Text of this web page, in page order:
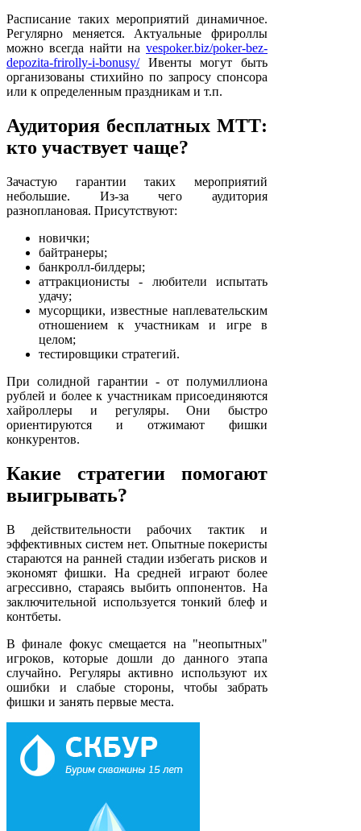
Расписание таких мероприятий динамичное.
Регулярно меняется. Актуальные фрироллы
можно всегда найти на vespoker.biz/poker-bez-
depozita-frirolly-i-bonusy/Ивенты могут быть
организованы стихийно по запросу спонсора
или к определенным праздникам и т.п.
Аудитория бесплатных МТТ:
кто участвует чаще?
Зачастую гарантии таких мероприятий
небольшие. Из-за чего аудитория
разноплановая. Присутствуют:
новички;
байтранеры;
банкролл-билдеры;
аттракционисты - любители испытать
удачу;
мусорщики, известные наплевательским
отношением к участникам и игре в
целом;
тестировщики стратегий.
При солидной гарантии - от полумиллиона
рублей и более к участникам присоединяются
хайроллеры и регуляры. Они быстро
ориентируются и отжимают фишки
конкурентов.
Какие стратегии помогают
выигрывать?
В действительности рабочих тактик и
эффективных систем нет. Опытные покеристы
стараются на ранней стадии избегать рисков и
экономят фишки. На средней играют более
агрессивно, стараясь выбить оппонентов. На
заключительной используется тонкий блеф и
контбеты.
В финале фокус смещается на "неопытных"
игроков, которые дошли до данного этапа
случайно. Регуляры активно используют их
ошибки и слабые стороны, чтобы забрать
фишки и занять первые места.